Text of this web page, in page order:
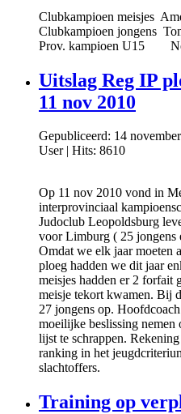
Clubkampioen meisjes
Clubkampioen jongens
Prov. kampioen U15
Uitslag Reg IP
11 nov 2010
Gepubliceerd: 14
User| Hits: 8610
Op 11 nov 2010 vond in
interprovinciaal
Judoclub Leopoldsburg
voor Limburg ( 25 jongens
Omdat we elk jaar moeten
ploeg hadden we dit jaar
meisjes hadden er 2 forfait
meisje tekort kwamen. Bij
27 jongens op.
moeilijke beslissing nemen
lijst te schrappen.
ranking in het
slachtoffers.
Training op